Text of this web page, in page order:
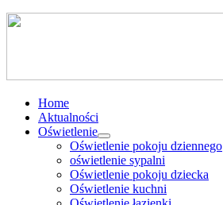
Home
Aktualności
Oświetlenie
Oświetlenie pokoju dziennego
oświetlenie sypalni
Oświetlenie pokoju dziecka
Oświetlenie kuchni